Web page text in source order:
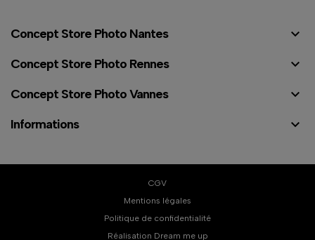
Concept Store Photo Nantes 
Concept Store Photo Rennes 
Concept Store Photo Vannes 
Informations 
CGV
Mentions légales
Politique de confidentialité
Réalisation Dream me up